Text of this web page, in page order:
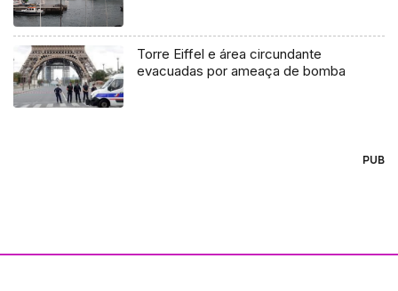
Torre Eiffel e área circundante
evacuadas por ameaça de bomba
PUB